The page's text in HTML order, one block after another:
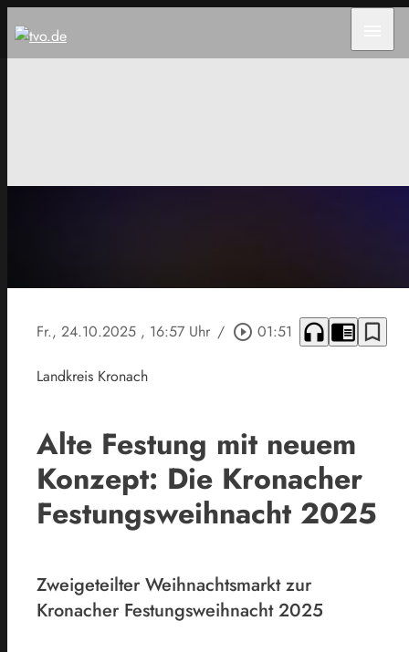
Fr., 24.10.2025 , 16:57 Uhr / play_circle_outline 01:51 headphones chrome_reader_mode bookmark_border
Landkreis Kronach
Alte Festung mit neuem
Konzept: Die Kronacher
Festungsweihnacht 2025
Zweigeteilter Weihnachtsmarkt zur
Kronacher Festungsweihnacht 2025